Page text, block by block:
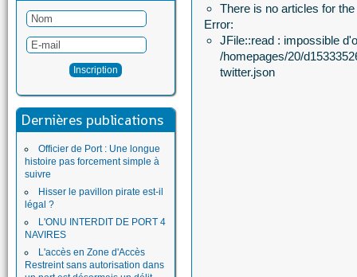
Dernières publications
Officier de Port : Une longue
histoire pas forcement simple à
suivre
Hisser le pavillon pirate est-il
légal ?
L'ONU INTERDIT DE PORT 4
NAVIRES
L'accès en Zone d'Accès
Restreint sans autorisation dans
There is no articles for
Error:
JFile::read : impossible
/homepages/20/
twitter.json